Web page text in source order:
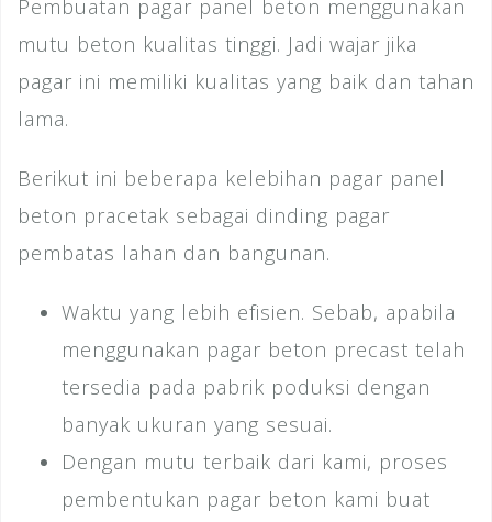
Pembuatan pagar panel beton menggunakan
mutu beton kualitas tinggi. Jadi wajar jika
pagar ini memiliki kualitas yang baik dan tahan
lama.
Berikut ini beberapa kelebihan pagar panel
beton pracetak sebagai dinding pagar
pembatas lahan dan bangunan.
Waktu yang lebih efisien. Sebab, apabila
menggunakan pagar beton precast telah
tersedia pada pabrik poduksi dengan
banyak ukuran yang sesuai.
Dengan mutu terbaik dari kami, proses
pembentukan pagar beton kami buat